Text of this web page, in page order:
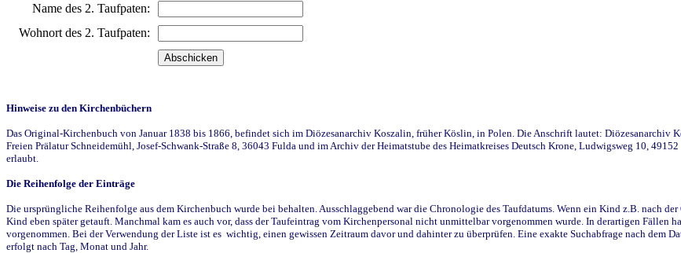
Name des 2. Taufpaten:
Wohnort des 2. Taufpaten:
Hinweise zu den Kirchenbüchern
Das Original-Kirchenbuch von Januar 1838 bis 1866, befindet sich im Diözesanarchiv Koszalin, früher Köslin, in Polen. Die Anschrift lautet: Diözesanarchiv
Freien Prälatur Schneidemühl, Josef-Schwank-Straße 8, 36043 Fulda und im Archiv der Heimatstube des Heimatkreises Deutsch Krone, Ludwigsweg 10,
erlaubt.
Die Reihenfolge der Einträge
Die ursprüngliche Reihenfolge aus dem Kirchenbuch wurde bei behalten. Ausschlaggebend war die Chronologie des Taufdatums. Wenn ein Kind z.B. nach
Kind eben später getauft. Manchmal kam es auch vor, dass der Taufeintrag vom Kirchenpersonal nicht unmittelbar vorgenommen wurde. In derartigen Fällen
vorgenommen. Bei der Verwendung der Liste ist es wichtig, einen gewissen Zeitraum davor und dahinter zu überprüfen. Eine exakte Suchabfrage nach dem
erfolgt nach Tag, Monat und Jahr.